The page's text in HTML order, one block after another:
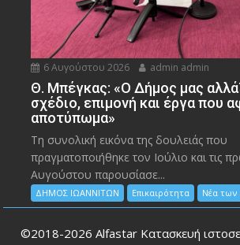
6 Αυγούστου 2026 admin admin
Θ. Μπέγκας: «Ο Δήμος μας
σχέδιο, επιμονή και έργα που
αποτύπωμα»
Τη συνολική εικόνα της δουλειάς που
πραγματοποιήθηκε τον Ιούλιο και τις
Αυγούστου παρουσίασε...
ΔΗΜΟΣ ΙΩΑΝΝΙΤΩΝ Επικαιρότητα Νέα
©2018-2026 Alfastar Κατασκευή